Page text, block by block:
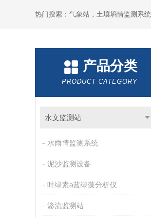
热门搜索：气象站，土壤墒情监测系
产品分类
PRODUCT CATEGORY
水文监测站
水雨情监测系统
泥沙监测设备
叶绿素a蓝绿藻分析仪
渗流监测站